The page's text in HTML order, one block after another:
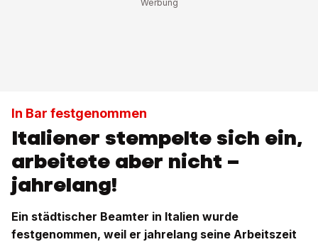
In Bar festgenommen
Italiener stempelte sich ein,
arbeitete aber nicht –
jahrelang!
Ein städtischer Beamter in Italien wurde
festgenommen, weil er jahrelang seine Arbeitszeit